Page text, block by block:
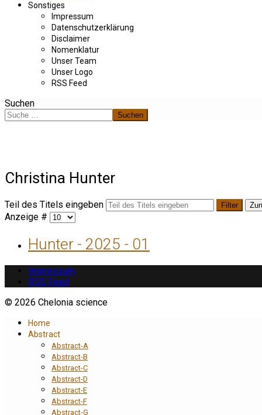
Sonstiges
Impressum
Datenschutzerklärung
Disclaimer
Nomenklatur
Unser Team
Unser Logo
RSS Feed
Suchen
Suchen
Christina Hunter
Teil des Titels eingeben Filter
Anzeige #
Hunter - 2025 - 01
Impressum
RSS Feed
© 2026 Chelonia science
Home
Abstract
Abstract-A
Abstract-B
Abstract-C
Abstract-D
Abstract-E
Abstract-F
Abstract-G